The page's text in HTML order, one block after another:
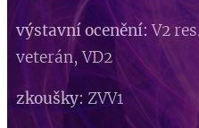
výstavní ocenění:V2
veterán, VD2
zkoušky: ZVV1